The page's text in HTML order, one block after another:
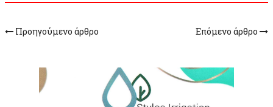
Προηγούμενο άρθρο Επόμενο άρθρο